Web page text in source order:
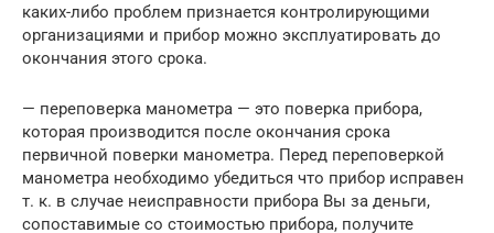
каких-либо проблем признается контролирующими
организациями и прибор можно эксплуатировать до
окончания этого срока.
— переповерка манометра — это поверка прибора,
которая производится после окончания срока
первичной поверки манометра. Перед переповеркой
манометра необходимо убедиться что прибор исправен
т. к. в случае неисправности прибора Вы за деньги,
сопоставимые со стоимостью прибора, получите